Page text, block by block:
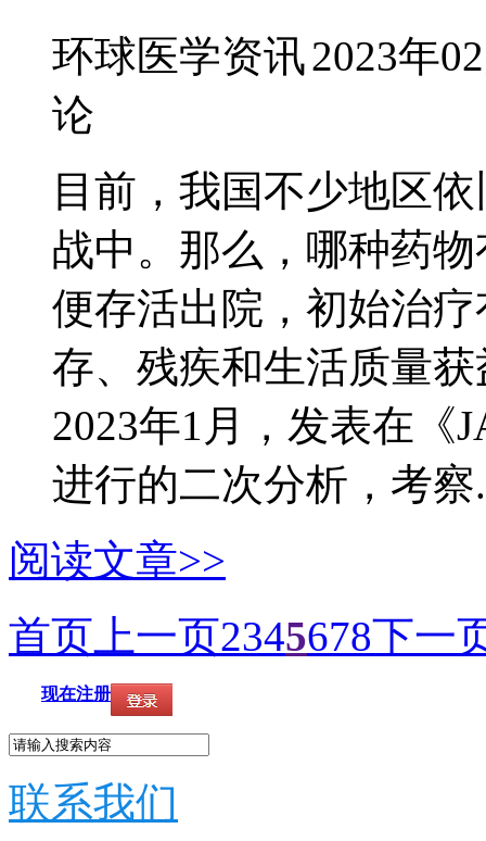
环球医学资讯2023年
论
目前，我国不少地区
战中。那么，哪种药
便存活出院，初始治
存、残疾和生活质量
2023年1月，发表在《
进行的二次分析，考察
阅读文章>>
首页 上一页2345678下一
现在注册
联系我们